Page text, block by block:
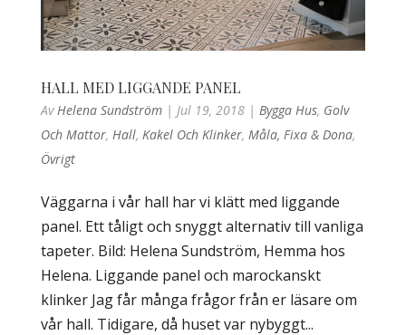
HALL MED LIGGANDE PANEL
Av Helena Sundström| Jul 19, 2018| Bygga Hus, Golv
Och Mattor, Hall, Kakel Och Klinker, Måla, Fixa & Dona,
Övrigt
Väggarna i vår hall har vi klätt med liggande
panel. Ett tåligt och snyggt alternativ till vanliga
tapeter. Bild: Helena Sundström, Hemma hos
Helena. Liggande panel och marockanskt
klinker Jag får många frågor från er läsare om
vår hall. Tidigare, då huset var nybyggt...